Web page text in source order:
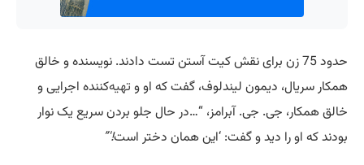
حدود 75 زن برای نقش کیت آستن تست دادند. نویسنده و خالق
همکار سریال، دیمون لیندلوف، گفت که او و تهیه‌کننده اجرایی و
خالق همکار، جی. جی. آبرامز، “…در حال جلو بردن سریع یک نوار
بودند که او را دید و گفت: ‘این همان دختر است!'”